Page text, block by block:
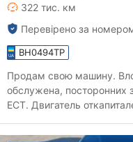
322 тис. км
Перевірено за
BH0494TP
Продам свою машину.
обслужена, посторонних
ЕСТ. Двигатель